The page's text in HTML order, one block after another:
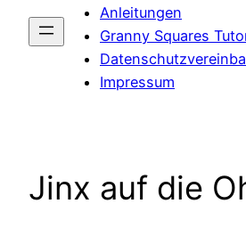
Anleitungen
Granny Squares
Impressum
Jinx auf die